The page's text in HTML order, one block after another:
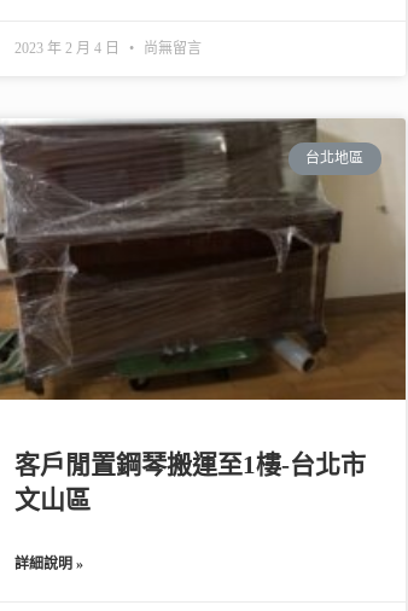
2023 年 2 月 4 日 尚無留言
台北地區
客戶閒置鋼琴搬運至1樓-台北市
文山區
詳細說明 »